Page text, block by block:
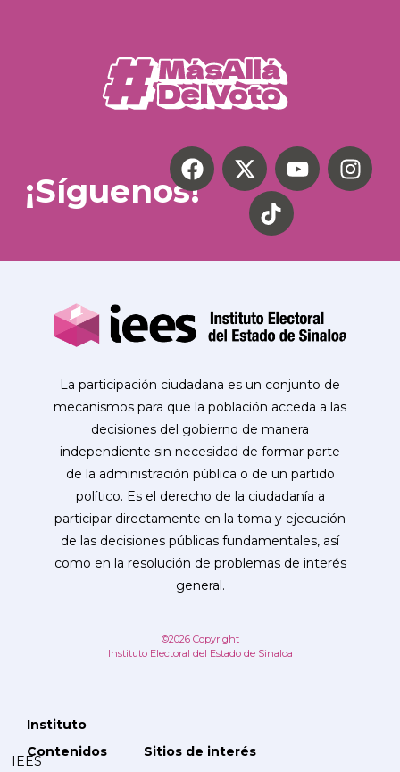
¡Síguenos!
La participación ciudadana es un conjunto de
mecanismos para que la población acceda a las
decisiones del gobierno de manera
independiente sin necesidad de formar parte
de la administración pública o de un partido
político. Es el derecho de la ciudadanía a
participar directamente en la toma y ejecución
de las decisiones públicas fundamentales, así
como en la resolución de problemas de interés
general.
©2026 Copyright
Instituto Electoral del Estado de Sinaloa
Instituto
IEES
Contenidos Sitios de interés